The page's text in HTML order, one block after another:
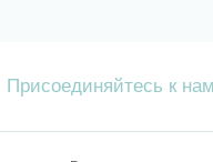
Присоединяйтесь к